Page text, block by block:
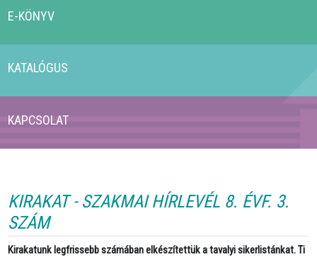
E-KÖNYV
KATALÓGUS
KAPCSOLAT
KIRAKAT - SZAKMAI HÍRLEVÉL 8. ÉVF. 3.
SZÁM
Kirakatunk legfrissebb számában elkészítettük a tavalyi sikerlistánkat. Ti